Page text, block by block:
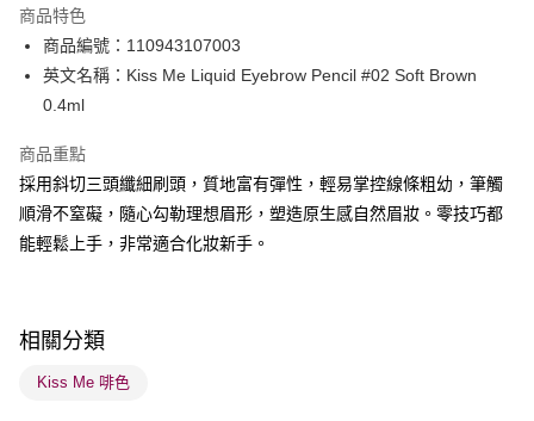
PayMe
WeChat Pay
送貨方式
順豐自助櫃 - 確認發貨後1-3個工作天送達
每筆HK$65.00，滿HK$300.00或以上免運費
每筆HK$65.00，滿HK$300.00或以上免運費
確認發貨後1-3 工作天送達，訂單將隨機分配至SF順豐速運或京東
商品特色
商品編號：110943107003
英文名稱：Kiss Me Liquid Eyebrow Pencil #02 Soft Brown
0.4ml
商品重點
採用斜切三頭纖細刷頭，質地富有彈性，輕易掌控線條粗幼，筆觸
順滑不窒礙，隨心勾勒理想眉形，塑造原生感自然眉妝。零技巧都
能輕鬆上手，非常適合化妝新手。
相關分類
Kiss Me 啡色